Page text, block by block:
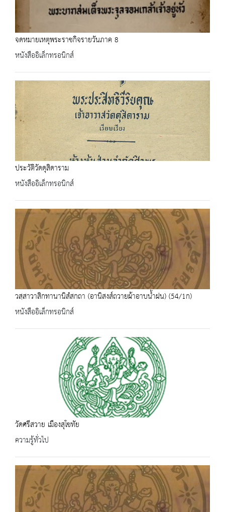
จดหมายเหตุพระราชกิจรายวันภาค 8
หนังสืออิเล็กทรอนิกส์
ประวัติวัดดุสิดาราม
หนังสืออิเล็กทรอนิกส์
วสฺสาวาสิกทานานิสํสกถา (อานิสงส์ถวายผ้าอาบน้ำฝน) (54/1ก)
หนังสืออิเล็กทรอนิกส์
วัดศรีสวาย เมืองสุโขทัย
ความรู้ทั่วไป